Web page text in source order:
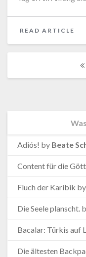
READ ARTICLE
Adiós! by Beate
Content für die
Fluch der Karibik by
Die Seele planscht.
Bacalar: Türkis auf
Die ältesten